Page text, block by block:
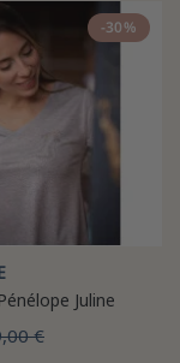
-30%
Juline
€